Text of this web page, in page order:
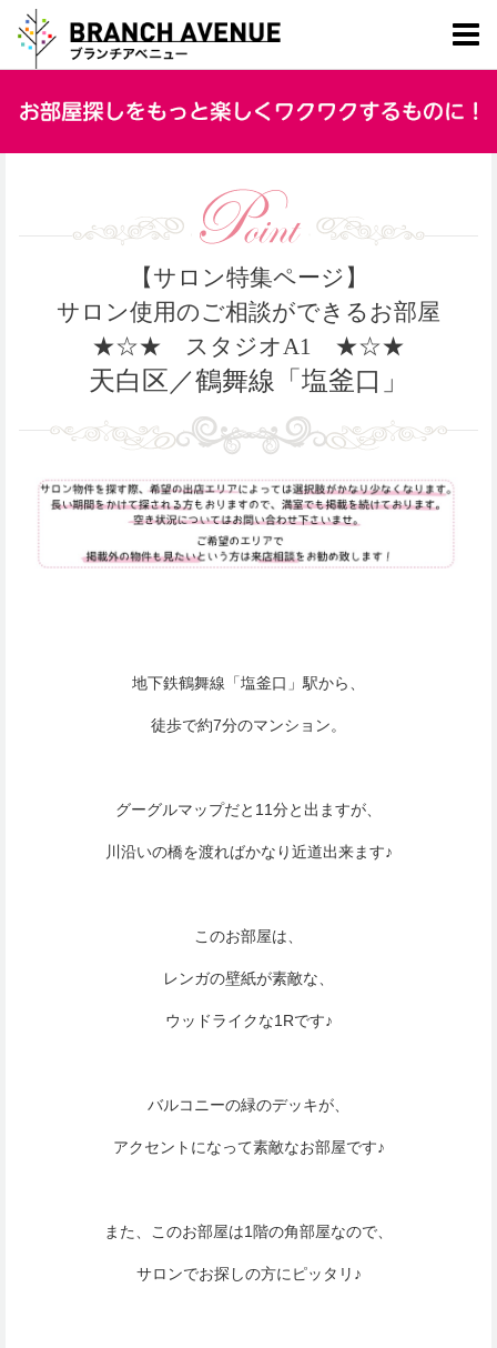
【サロン特集ページ】
サロン使用のご相談ができるお部屋
★☆★ スタジオA1 ★☆★
天白区／鶴舞線「塩釜口」
地下鉄鶴舞線「塩釜口」駅から、
徒歩で約7分のマンション。
グーグルマップだと11分と出ますが、
川沿いの橋を渡ればかなり近道出来ます♪
このお部屋は、
レンガの壁紙が素敵な、
ウッドライクな1Rです♪
バルコニーの緑のデッキが、
アクセントになって素敵なお部屋です♪
また、このお部屋は1階の角部屋なので、
サロンでお探しの方にピッタリ♪